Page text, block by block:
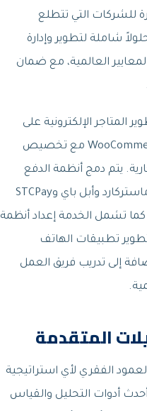
للشركات التي تتطلع
شاملة لتطوير وإدارة
العالمية، مع ضمان
المتاجر الإلكترونية على
منصات متقدمة مثل Shopify وWooCommerce مع تخصيص
يتم دمج أنظمة الدفع
المحلية والعالمية مثل مدى وفيزا وماستركارد وأبل باي وSTCPay
كما تشمل الخدمة إعداد أنظمة
تطبيقات الهاتف
إلى تدريب فريق العمل
المتقدمة
الفقري لأي استراتيجية
أدوات التحليل والقياس